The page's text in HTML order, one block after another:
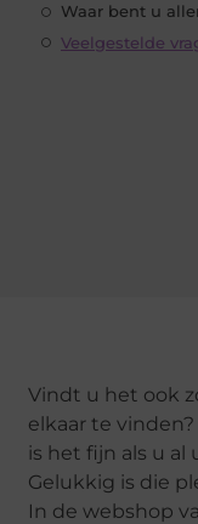
Waar bent u
Veelgestelde
Vindt u het ook
elkaar te
is het fijn als u
Gelukkig is die
In de webshop